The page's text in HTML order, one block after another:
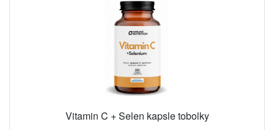
Vitamin C + Selen kapsle tobolky